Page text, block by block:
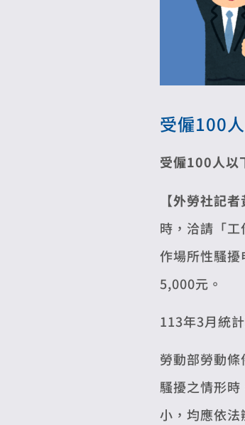
受僱100
受僱100人以
【外勞社記
時，洽請「
作場所性騷
5,000元。
113年3月統
勞動部勞動
騷擾之情形
小，均應依